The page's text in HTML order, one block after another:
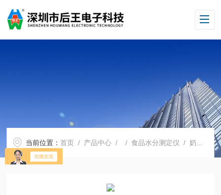
当前位置：首页 / 产品中心 / /食品水分测定仪 / 奶粉糖类水分检测仪